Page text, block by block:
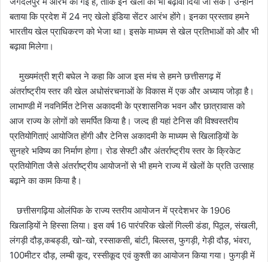
बताया कि प्रदेश में 24 नए खेलो इंडिया सेंटर आरंभ होंगे। इनका प्रस्ताव हमने
भारतीय खेल प्राधिकरण को भेजा था। इसके माध्यम से खेल प्रतिभाओं को और भी
बढ़ावा मिलेगा।
मुख्यमंत्री श्री बघेल ने कहा कि आज इस मंच से हमने छत्तीसगढ़ में
अंतर्राष्ट्रीय स्तर की खेल अधोसंरचनाओं के विकास में एक और अध्याय जोड़ा है।
लाभाण्डी में नवनिर्मित टेनिस अकादमी के प्रशासनिक भवन और छात्रावास को
आज राज्य के लोगों को समर्पित किया है। जल्द ही यहां टेनिस की विश्वस्तरीय
प्रतियोगिताएं आयोजित होंगी और टेनिस अकादमी के माध्यम से खिलाड़ियों के
सुनहरे भविष्य का निर्माण होगा। रोड सेफ्टी और अंतर्राष्ट्रीय स्तर के क्रिकेट
प्रतियोगिता जैसे अंतर्राष्ट्रीय आयोजनों से भी हमने राज्य में खेलों के प्रति उत्साह
बढ़ाने का काम किया है।
छत्तीसगढ़िया ओलंपिक के राज्य स्तरीय आयोजन में प्रदेशभर के 1906
खिलाड़ियों ने हिस्सा लिया। इस वर्ष 16 पारंपरिक खेलों गिल्ली डंडा, पिठूल, संखली,
लंगड़ी दौड़,कबड्डी, खो-खो, रस्साकसी, बांटी, बिल्लस, फुगड़ी, गेड़ी दौड़, भंवरा,
100मीटर दौड़, लम्बी कूद, रस्सीकूद एवं कुश्ती का आयोजन किया गया। फुगड़ी में